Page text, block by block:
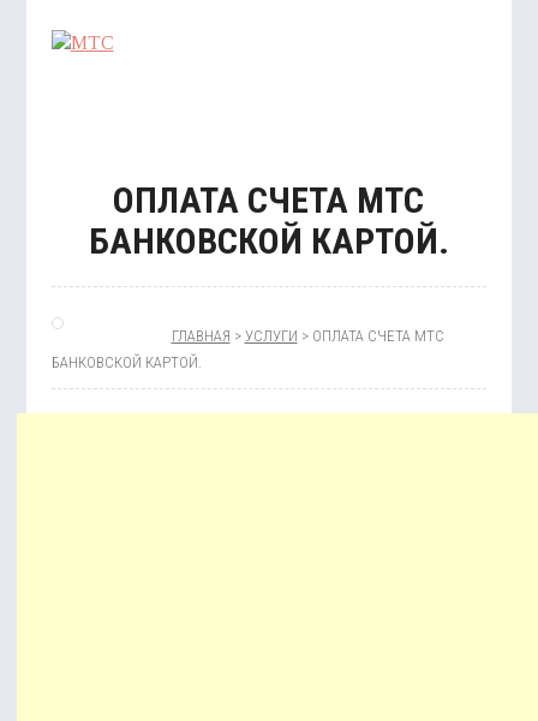
ОПЛАТА СЧЕТА МТС
БАНКОВСКОЙ КАРТОЙ.
ГЛАВНАЯ > УСЛУГИ > ОПЛАТА СЧЕТА МТС
БАНКОВСКОЙ КАРТОЙ.